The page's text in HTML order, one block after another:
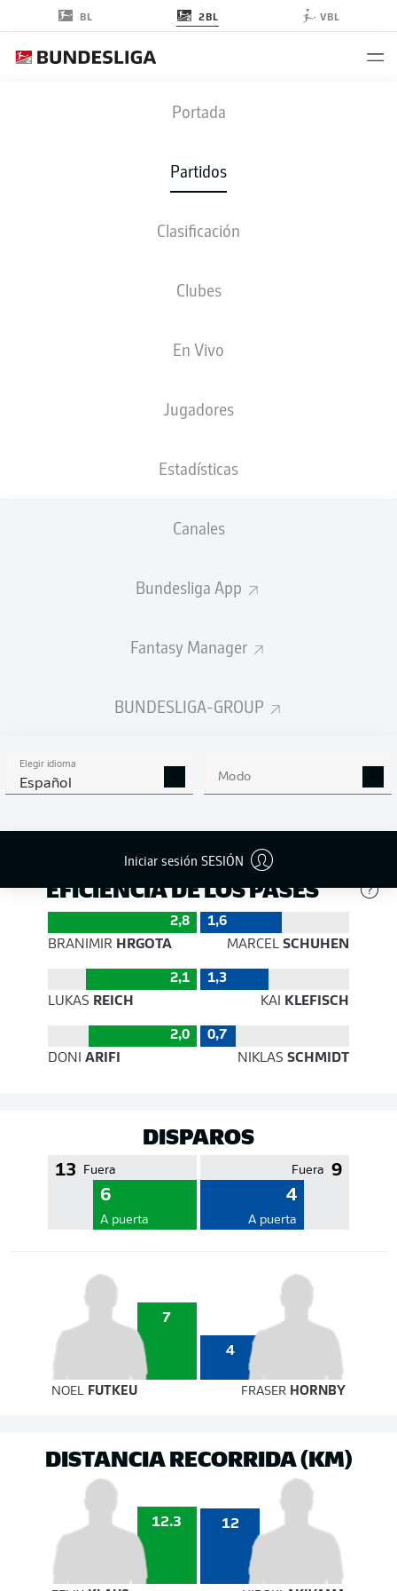
BL 2BL VBL
Portada
Partidos
Clasificación
Clubes
En Vivo
Jugadores
Estadísticas
Canales
Bundesliga App
Fantasy Manager
BUNDESLIGA-GROUP
Elegir idioma
Español Modo
Iniciar sesión SESIÓN
SGF - SVD
3 2
ALINEACIONES ESTADÍSTICAS
1.4
(%)
400 524
EFICIENCIA DE LOS PASES
2,8
1,6
BRANIMIR HRGOTA MARCELSCHUHEN
2,1
1,3
LUKAS REICH KAI KLEFISCH
2,0
0,7
DONI ARIFI NIKLAS SCHMIDT
DISPAROS
13 Fuera
6
A puerta
9
Fuera
4
A puerta
7
4
NOEL FUTKEU FRASER HORNBY
DISTANCIA RECORRIDA (KM)
12.3 12